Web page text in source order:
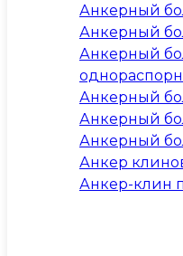
Анкерный
Анкерный
Анкерный
Анкерный
Анкерный
Анкерный
Анкер
Анкер-клин